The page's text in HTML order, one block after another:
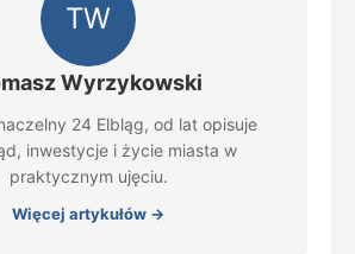
TW
Wyrzykowski
24 Elbląg, od lat opisuje
inwestycje i życie miasta w
praktycznym ujęciu.
Więcej artykułów →